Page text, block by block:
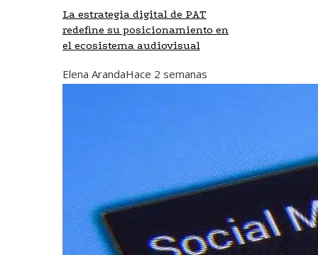
La estrategia digital de PAT
redefine su posicionamiento en
el ecosistema audiovisual
Elena ArandaHace 2 semanas